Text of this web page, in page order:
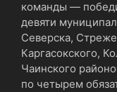
команды —
девяти
Северска,
Каргасокского,
Чаинского
по четырем